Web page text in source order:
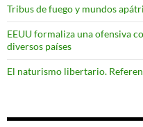
Tribus de fuego y mundos
EEUU formaliza una ofensiva
diversos países
El naturismo libertario.